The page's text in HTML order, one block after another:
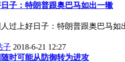
子：特朗普跟奥巴马如出一辙
人过上好日子：特朗普跟奥巴马
子 2018-6-21 12:27
时可能从防御转为进攻